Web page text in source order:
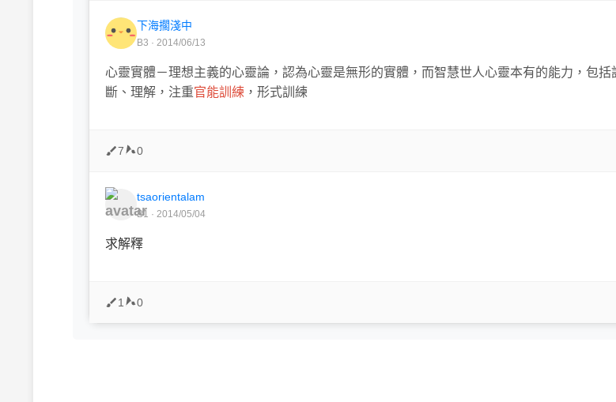
下海擱淺中
B3 · 2014/06/13
心靈實體－理想主義的心靈論，認為心靈是無形的實體，而智慧世人心靈本有的能力，包括
斷、理解，注重官能訓練 ，形式訓練
7 0
tsaorientalam
B1 · 2014/05/04
求解釋
1 0